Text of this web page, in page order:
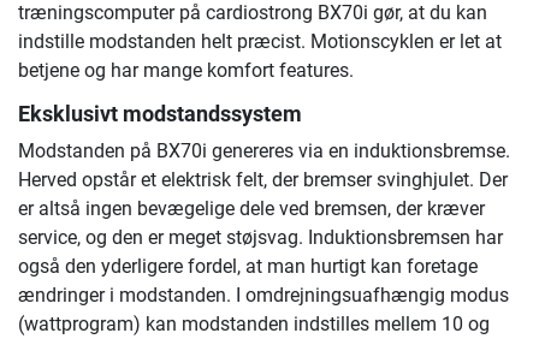
træningscomputer på cardiostrong BX70i gør, at du kan
indstille modstanden helt præcist. Motionscyklen er let at
betjene og har mange komfort features.
Eksklusivt modstandssystem
Modstanden på BX70i genereres via en induktionsbremse.
Herved opstår et elektrisk felt, der bremser svinghjulet. Der
er altså ingen bevægelige dele ved bremsen, der kræver
service, og den er meget støjsvag. Induktionsbremsen har
også den yderligere fordel, at man hurtigt kan foretage
ændringer i modstanden. I omdrejningsuafhængig modus
(wattprogram) kan modstanden indstilles mellem 10 og